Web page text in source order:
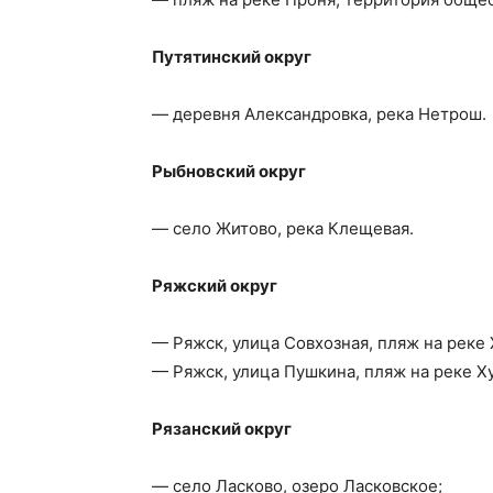
Путятинский округ
— деревня Александровка, река Нетрош.
Рыбновский округ
— село Житово, река Клещевая.
Ряжский округ
— Ряжск, улица Совхозная, пляж на реке
— Ряжск, улица Пушкина, пляж на реке
Рязанский округ
— село Ласково, озеро Ласковское;